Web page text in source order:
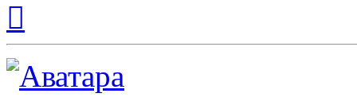
началу